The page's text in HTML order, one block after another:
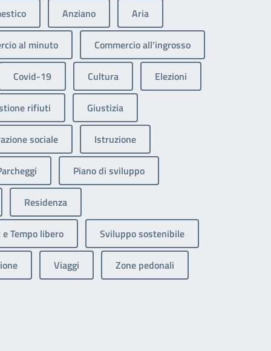
Anziano Aria
al minuto Commercio all'ingrosso
Covid-19 Cultura Elezioni
rifiuti Giustizia
sociale Istruzione
Piano di sviluppo
Residenza
Tempo libero Sviluppo sostenibile
Viaggi Zone pedonali